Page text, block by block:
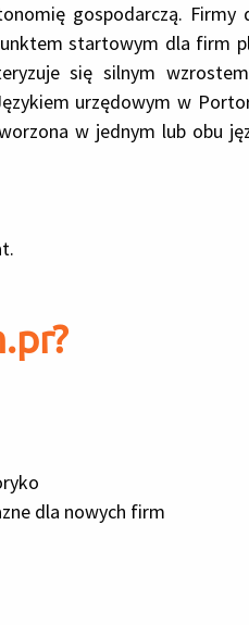
gospodarczą. Firmy
startowym dla firm
się silnym
urzędowym w
w jednym lub obu
dla nowych firm